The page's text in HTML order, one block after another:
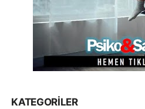
KATEGORILER